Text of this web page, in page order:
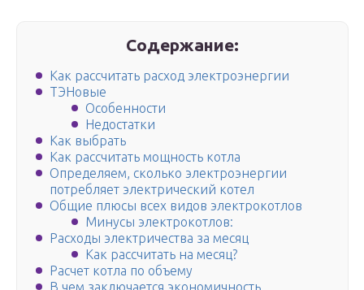
Содержание:
Как рассчитать расход электроэнергии
ТЭНовые
Особенности
Недостатки
Как выбрать
Как рассчитать мощность котла
Определяем, сколько электроэнергии
потребляет электрический котел
Общие плюсы всех видов электрокотлов
Минусы электрокотлов:
Расходы электричества за месяц
Как рассчитать на месяц?
Расчет котла по объему
В чем заключается экономичность